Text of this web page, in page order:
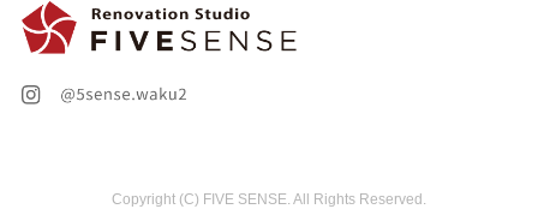
境（携帯端末を通じてご利用の場合の当該端末の通信状
態，利用に際しての各種設定情報なども含みます），IP
報などの履歴情報および特性情報を，ユーザーが当社や
第３条（個人情報を収集・利用する目的）
Copyright (C) FIVE SENSE. All Rights Reserved.